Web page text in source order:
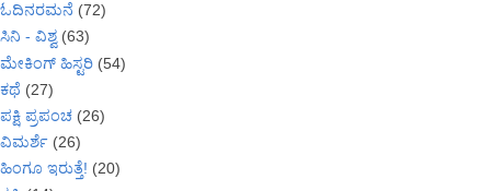
ಓದಿನರಮನೆ (72)
ಸಿನಿ - ವಿಶ್ವ (63)
ಮೇಕಿಂಗ್ ಹಿಸ್ಟರಿ (54)
ಕಥೆ (27)
ಪಕ್ಷಿ ಪ್ರಪಂಚ (26)
ವಿಮರ್ಶೆ (26)
ಹಿಂಗೂ ಇರುತ್ತೆ! (20)